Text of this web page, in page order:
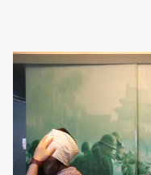
Slide 2 of 3